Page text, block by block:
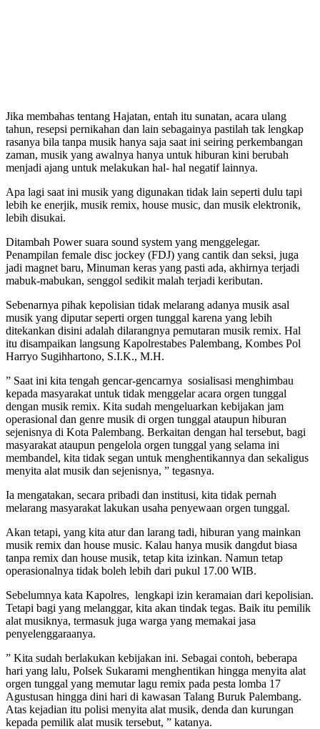
Jika membahas tentang Hajatan, entah itu sunatan, acara ulang
tahun, resepsi pernikahan dan lain sebagainya pastilah tak lengkap
rasanya bila tanpa musik hanya saja saat ini seiring perkembangan
zaman, musik yang awalnya hanya untuk hiburan kini berubah
menjadi ajang untuk melakukan hal- hal negatif lainnya.
Apa lagi saat ini musik yang digunakan tidak lain seperti dulu tapi
lebih ke enerjik, musik remix, house music, dan musik elektronik,
lebih disukai.
Ditambah Power suara sound system yang menggelegar.
Penampilan female disc jockey (FDJ) yang cantik dan seksi, juga
jadi magnet baru, Minuman keras yang pasti ada, akhirnya terjadi
mabuk-mabukan, senggol sedikit malah terjadi keributan.
Sebenarnya pihak kepolisian tidak melarang adanya musik asal
musik yang diputar seperti orgen tunggal karena yang lebih
ditekankan disini adalah dilarangnya pemutaran musik remix. Hal
itu disampaikan langsung Kapolrestabes Palembang, Kombes Pol
Harryo Sugihhartono, S.I.K., M.H.
” Saat ini kita tengah gencar-gencarnya sosialisasi menghimbau
kepada masyarakat untuk tidak menggelar acara orgen tunggal
dengan musik remix. Kita sudah mengeluarkan kebijakan jam
operasional dan genre musik di orgen tunggal ataupun hiburan
sejenisnya di Kota Palembang. Berkaitan dengan hal tersebut, bagi
masyarakat ataupun pengelola orgen tunggal yang selama ini
membandel, kita tidak segan untuk menghentikannya dan sekaligus
menyita alat musik dan sejenisnya, ” tegasnya.
Ia mengatakan, secara pribadi dan institusi, kita tidak pernah
melarang masyarakat lakukan usaha penyewaan orgen tunggal.
Akan tetapi, yang kita atur dan larang tadi, hiburan yang mainkan
musik remix dan house music. Kalau hanya musik dangdut biasa
tanpa remix dan house musik, tetap kita izinkan. Namun tetap
operasionalnya tidak boleh lebih dari pukul 17.00 WIB.
Sebelumnya kata Kapolres, lengkapi izin keramaian dari kepolisian.
Tetapi bagi yang melanggar, kita akan tindak tegas. Baik itu pemilik
alat musiknya, termasuk juga warga yang memakai jasa
penyelenggaraanya.
” Kita sudah berlakukan kebijakan ini. Sebagai contoh, beberapa
hari yang lalu, Polsek Sukarami menghentikan hingga menyita alat
orgen tunggal yang memutar lagu remix pada pesta lomba 17
Agustusan hingga dini hari di kawasan Talang Buruk Palembang.
Atas kejadian itu polisi menyita alat musik, denda dan kurungan
kepada pemilik alat musik tersebut, ” katanya.